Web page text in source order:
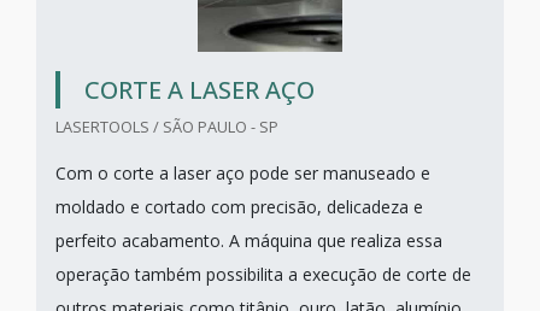
CORTE A LASER AÇO
LASERTOOLS / SÃO PAULO - SP
Com o corte a laser aço pode ser manuseado e
moldado e cortado com precisão, delicadeza e
perfeito acabamento. A máquina que realiza essa
operação também possibilita a execução de corte de